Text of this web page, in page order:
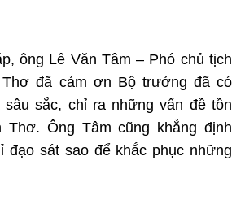
ông Lê Văn Tâm – Phó chủ tịch
Thơ đã cảm ơn Bộ trưởng đã có
sâu sắc, chỉ ra những vấn đề tồn
Thơ. Ông Tâm cũng khẳng định
đạo sát sao để khắc phục những